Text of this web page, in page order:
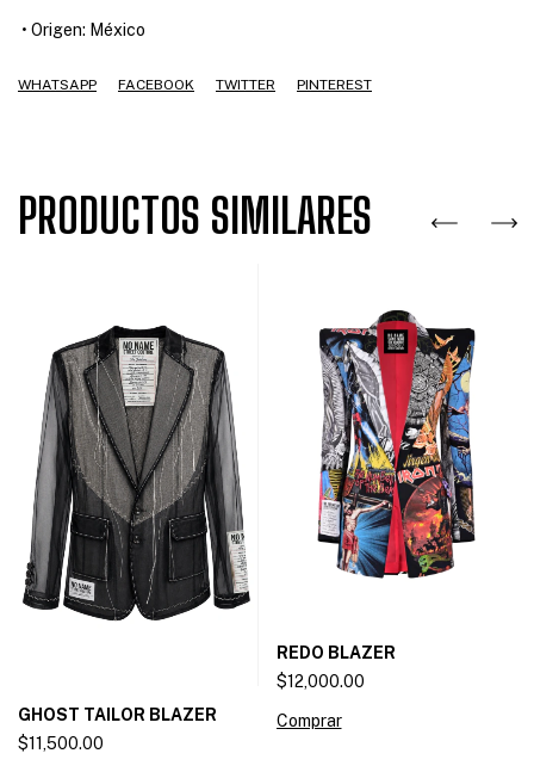
• Origen: México
WHATSAPP FACEBOOK TWITTER PINTEREST
PRODUCTOS SIMILARES
GHOST TAILOR BLAZER
$11,500.00
REDO BLAZER
$12,000.00
Comprar